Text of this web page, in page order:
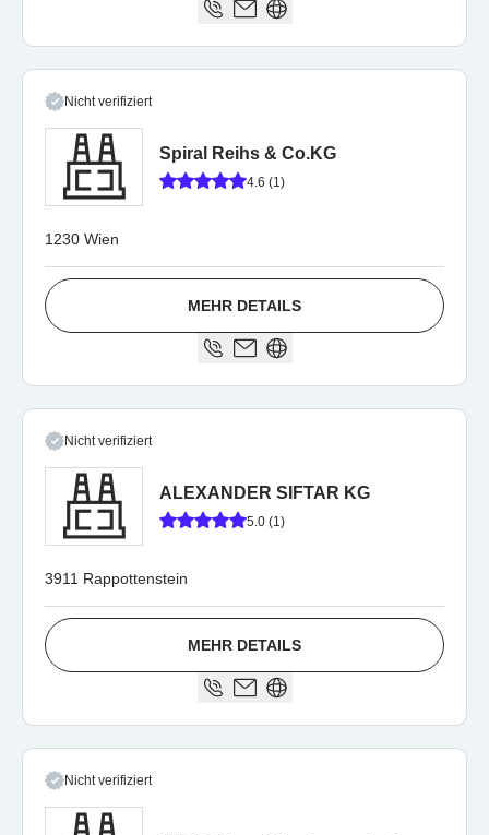
Nicht verifiziert
Spiral Reihs & Co.KG
4.6 (1)
1230 Wien
MEHR DETAILS
Nicht verifiziert
ALEXANDER SIFTAR KG
5.0 (1)
3911 Rappottenstein
MEHR DETAILS
Nicht verifiziert